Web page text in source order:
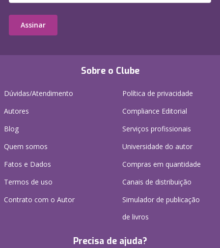
Sobre o Clube
Dúvidas/Atendimento
Autores
Blog
Quem somos
Fatos e Dados
Termos de uso
Contrato com o Autor
Política de privacidade
Compliance Editorial
Serviços profissionais
Universidade do autor
Compras em quantidade
Canais de distribuição
Simulador de publicação
de livros
Precisa de ajuda?
Assinar